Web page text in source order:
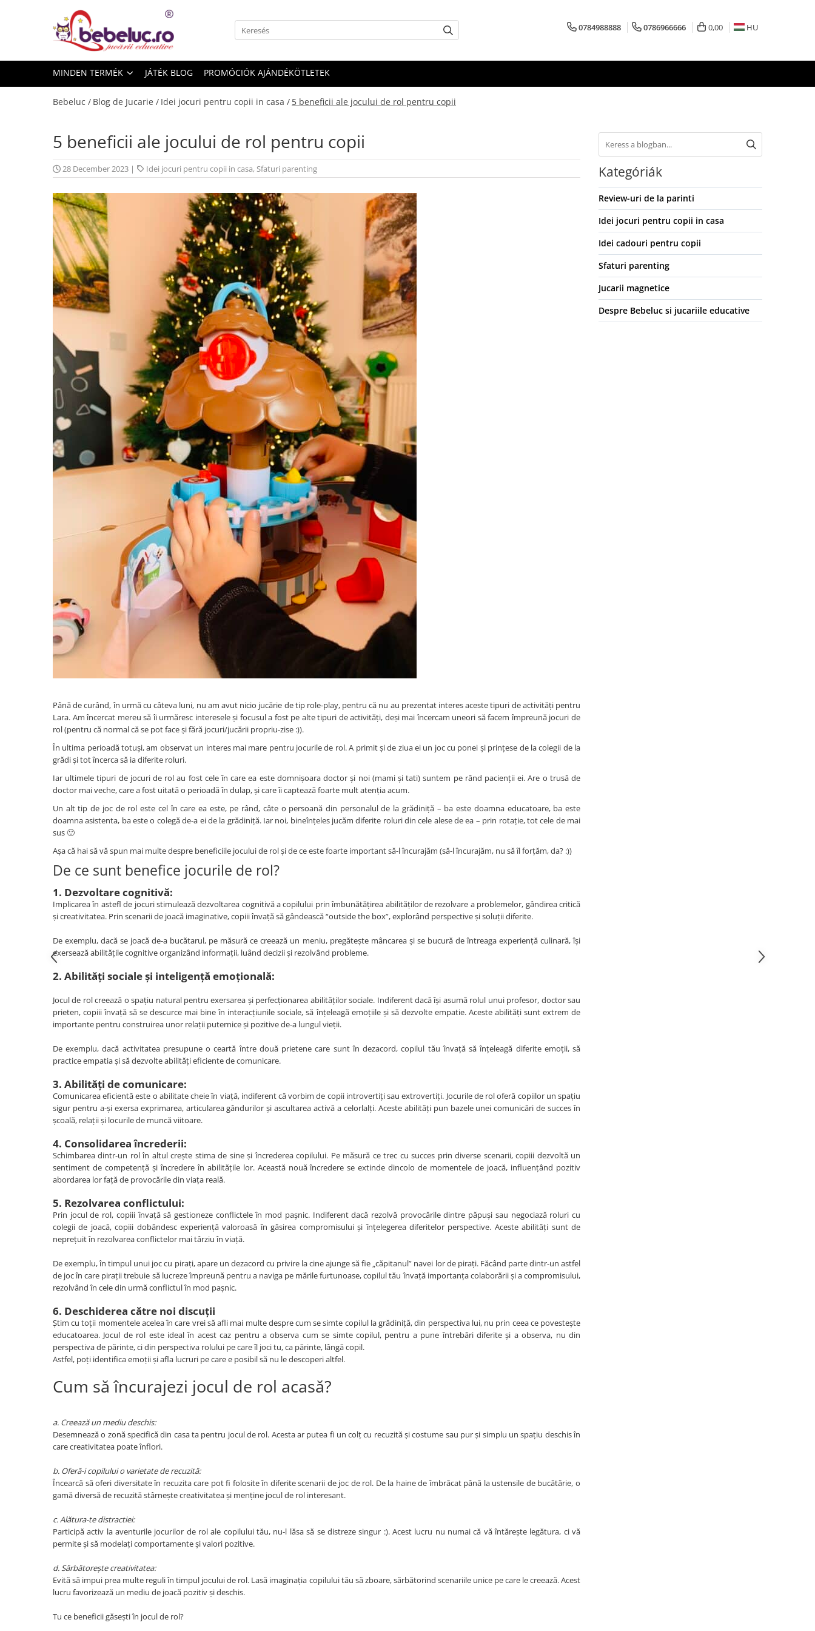
Minden termék
Építő készletek gyerekeknek
Építőkockák
Kísérleti készletek gyerekeknek
Az emberi test szervei
Játékrobotok
Kreativitást fejlesztő játékok
Lucru manual copii
Rajzkészletek
Festőkészletek gyerekeknek
Gyerek tetoválások
Kinetikus homok
Interaktív játékok
Gyerek projektorok
Zenei eszközök gyerekeknek
Zenélő körhinták
Szerepjátékok
Mesemondás
Gyerekkonyhák
Gyerek munkapadok
Babaházak
Játékállatok
Montessori játékok
Különleges igények és Down-
Ábécés játékok
Numberblocks készletek
Motoros készségfejlesztő játékok
Gyümölcs- és zöldségjátékok
Kirakós játékok
Klasszikus kirakós
Padlók kirakós
Baba játékok
Fürdőjátékok
Fogzási játékok
Érzékelést fejlesztő játékok
Babamatracok
Válogató játékok
Zenélő játékok babáknak
Oktató játékok
STEM játékok
Mágneses játékok
Társasjátékok
Logikai játékok
Memóriajátékok
Betűs játékok
Számos játékok
Ügyességi játékok
Kártyajátékok
Padlójátékok
Válogatott könyvek
Könyvek 1 éves gyerekeknek
Könyvek 2 éves gyerekeknek
Könyvek 3 éves gyerekeknek
Könyvek 4 éves gyerekeknek
Könyvek 5 éves gyerekeknek
Könyvek 6 éves gyerekeknek
Könyvek 8 éves gyerekeknek
Interaktív könyvek
Ajándékok gyerekeknek
Gyerek órák
Zenélő dobozok
Idei cadou fetite
Baba ajándékok
Keresztelő ajándékok
Ajándékok 2 éves gyerekeknek
Ajándékok 3 éves gyerekeknek
Ajándékok 4 éves gyerekeknek
Ajándékok 6 éves gyerekeknek
0784988888 0786966666 0,00 HU
MINDEN TERMÉK JÁTÉK BLOG PROMÓCIÓK AJÁNDÉKÖTLETEK
Bebeluc / Blog de Jucarie / Idei jocuri pentru copii in casa / 5 beneficii ale jocului de rol pentru copii
5 beneficii ale jocului de rol pentru copii
28 December 2023 | Idei jocuri pentru copii in casa,Sfaturi parenting
Până de curând, în urmă cu câteva luni, nu am avut nicio jucărie de tip role-play, pentru că nu au prezentat interes aceste tipuri de activități pentru
Lara. Am încercat mereu să îi urmăresc interesele și focusul a fost pe alte tipuri de activități, deși mai încercam uneori să facem împreună jocuri de
rol (pentru că normal că se pot face și fără jocuri/jucării propriu-zise :)).
În ultima perioadă totuși, am observat un interes mai mare pentru jocurile de rol. A primit și de ziua ei un joc cu ponei și prințese de la colegii de la
grădi și tot încerca să ia diferite roluri.
Iar ultimele tipuri de jocuri de rol au fost cele în care ea este domnișoara doctor și noi (mami și tati) suntem pe rând pacienții ei. Are o trusă de
doctor mai veche, care a fost uitată o perioadă în dulap, și care îi captează foarte mult atenția acum.
Un alt tip de joc de rol este cel în care ea este, pe rând, câte o persoană din personalul de la grădiniță – ba este doamna educatoare, ba este
doamna asistenta, ba este o colegă de-a ei de la grădiniță. Iar noi, bineînțeles jucăm diferite roluri din cele alese de ea – prin rotație, tot cele de mai
sus 🙂
Așa că hai să vă spun mai multe despre beneficiile jocului de rol și de ce este foarte important să-l încurajăm (să-l încurajăm, nu să îl forțăm, da? :))
De ce sunt benefice jocurile de rol?
1. Dezvoltare cognitivă:
Implicarea în astefl de jocuri stimulează dezvoltarea cognitivă a copilului prin îmbunătățirea abilităților de rezolvare a problemelor, gândirea critică
și creativitatea. Prin scenarii de joacă imaginative, copiii învață să gândească “outside the box”, explorând perspective și soluții diferite.
De exemplu, dacă se joacă de-a bucătarul, pe măsură ce creează un meniu, pregătește mâncarea și se bucură de întreaga experiență culinară, își
exersează abilitățile cognitive organizând informații, luând decizii și rezolvând probleme.
2. Abilități sociale și inteligență emoțională:
Jocul de rol creează o spațiu natural pentru exersarea și perfecționarea abilităților sociale. Indiferent dacă își asumă rolul unui profesor, doctor sau
prieten, copiii învață să se descurce mai bine în interacțiunile sociale, să înțeleagă emoțiile și să dezvolte empatie. Aceste abilități sunt extrem de
importante pentru construirea unor relații puternice și pozitive de-a lungul vieții.
De exemplu, dacă activitatea presupune o ceartă între două prietene care sunt în dezacord, copilul tău învață să înțeleagă diferite emoții, să
practice empatia și să dezvolte abilități eficiente de comunicare.
3. Abilități de comunicare:
Comunicarea eficientă este o abilitate cheie în viață, indiferent că vorbim de copii introvertiți sau extrovertiți. Jocurile de rol oferă copiilor un spațiu
sigur pentru a-și exersa exprimarea, articularea gândurilor și ascultarea activă a celorlalți. Aceste abilități pun bazele unei comunicări de succes în
școală, relații și locurile de muncă viitoare.
4. Consolidarea încrederii:
Schimbarea dintr-un rol în altul crește stima de sine și încrederea copilului. Pe măsură ce trec cu succes prin diverse scenarii, copiii dezvoltă un
sentiment de competență și încredere în abilitățile lor. Această nouă încredere se extinde dincolo de momentele de joacă, influențând pozitiv
abordarea lor față de provocările din viața reală.
5. Rezolvarea conflictului:
Prin jocul de rol, copiii învață să gestioneze conflictele în mod pașnic. Indiferent dacă rezolvă provocările dintre păpuși sau negociază roluri cu
colegii de joacă, copiii dobândesc experiență valoroasă în găsirea compromisului și înțelegerea diferitelor perspective. Aceste abilități sunt de
neprețuit în rezolvarea conflictelor mai târziu în viață.
De exemplu, în timpul unui joc cu pirați, apare un dezacord cu privire la cine ajunge să fie „căpitanul” navei lor de pirați. Făcând parte dintr-un astfel
de joc în care pirații trebuie să lucreze împreună pentru a naviga pe mările furtunoase, copilul tău învață importanța colaborării și a compromisului,
rezolvând în cele din urmă conflictul în mod pașnic.
6. Deschiderea către noi discuții
Știm cu toții momentele acelea în care vrei să afli mai multe despre cum se simte copilul la grădiniță, din perspectiva lui, nu prin ceea ce povestește
educatoarea. Jocul de rol este ideal în acest caz pentru a observa cum se simte copilul, pentru a pune întrebări diferite și a observa, nu din
perspectiva de părinte, ci din perspectiva rolului pe care îl joci tu, ca părinte, lângă copil.
Astfel, poți identifica emoții și afla lucruri pe care e posibil să nu le descoperi altfel.
Cum să încurajezi jocul de rol acasă?
a. Creează un mediu deschis:
Desemnează o zonă specifică din casa ta pentru jocul de rol. Acesta ar putea fi un colț cu recuzită și costume sau pur și simplu un spațiu deschis în
care creativitatea poate înflori.
b. Oferă-i copilului o varietate de recuzită:
Încearcă să oferi diversitate în recuzita care pot fi folosite în diferite scenarii de joc de rol. De la haine de îmbrăcat până la ustensile de bucătărie, o
gamă diversă de recuzită stârnește creativitatea și menține jocul de rol interesant.
c. Alătura-te distractiei:
Participă activ la aventurile jocurilor de rol ale copilului tău, nu-l lăsa să se distreze singur :). Acest lucru nu numai că vă întărește legătura, ci vă
permite și să modelați comportamente și valori pozitive.
d. Sărbătorește creativitatea:
Evită să impui prea multe reguli în timpul jocului de rol. Lasă imaginația copilului tău să zboare, sărbătorind scenariile unice pe care le creează. Acest
lucru favorizează un mediu de joacă pozitiv și deschis.
Tu ce beneficii găsești în jocul de rol?
Kategóriák
Review-uri de la parinti
Idei jocuri pentru copii in casa
Idei cadouri pentru copii
Sfaturi parenting
Jucarii magnetice
Despre Bebeluc si jucariile educative